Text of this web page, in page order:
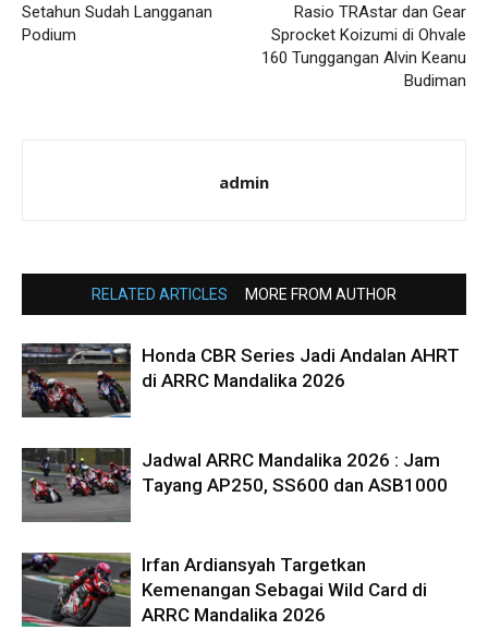
Setahun Sudah Langganan
Podium
Rasio TRAstar dan Gear
Sprocket Koizumi di Ohvale
160 Tunggangan Alvin Keanu
Budiman
admin
RELATED ARTICLES MORE FROM AUTHOR
Honda CBR Series Jadi Andalan AHRT
di ARRC Mandalika 2026
Jadwal ARRC Mandalika 2026 : Jam
Tayang AP250, SS600 dan ASB1000
Irfan Ardiansyah Targetkan
Kemenangan Sebagai Wild Card di
ARRC Mandalika 2026